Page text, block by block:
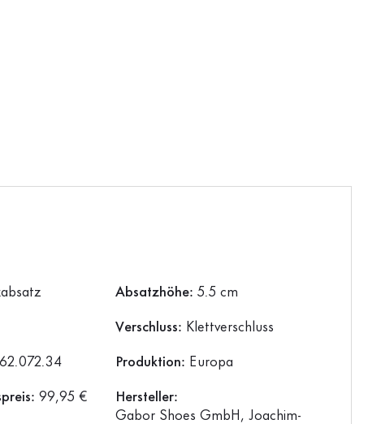
Absatzhöhe: 5.5 cm
Verschluss: Klettverschluss
62.072.34 Produktion: Europa
99,95 €
Hersteller:
Gabor Shoes GmbH, Joachim-